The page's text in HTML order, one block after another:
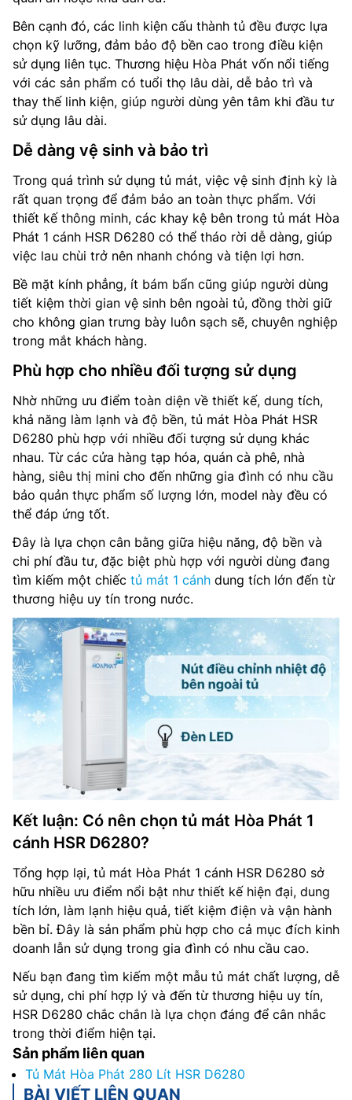
Bên cạnh đó, các linh kiện cấu thành tủ đều được lựa
chọn kỹ lưỡng, đảm bảo độ bền cao trong điều kiện
sử dụng liên tục. Thương hiệu Hòa Phát vốn nổi tiếng
với các sản phẩm có tuổi thọ lâu dài, dễ bảo trì và
thay thế linh kiện, giúp người dùng yên tâm khi đầu tư
sử dụng lâu dài.
Dễ dàng vệ sinh và bảo trì
Trong quá trình sử dụng tủ mát, việc vệ sinh định kỳ là
rất quan trọng để đảm bảo an toàn thực phẩm. Với
thiết kế thông minh, các khay kệ bên trong tủ mát Hòa
Phát 1 cánh HSR D6280 có thể tháo rời dễ dàng, giúp
việc lau chùi trở nên nhanh chóng và tiện lợi hơn.
Bề mặt kính phẳng, ít bám bẩn cũng giúp người dùng
tiết kiệm thời gian vệ sinh bên ngoài tủ, đồng thời giữ
cho không gian trưng bày luôn sạch sẽ, chuyên nghiệp
trong mắt khách hàng.
Phù hợp cho nhiều đối tượng sử dụng
Nhờ những ưu điểm toàn diện về thiết kế, dung tích,
khả năng làm lạnh và độ bền, tủ mát Hòa Phát HSR
D6280 phù hợp với nhiều đối tượng sử dụng khác
nhau. Từ các cửa hàng tạp hóa, quán cà phê, nhà
hàng, siêu thị mini cho đến những gia đình có nhu cầu
bảo quản thực phẩm số lượng lớn, model này đều có
thể đáp ứng tốt.
Đây là lựa chọn cân bằng giữa hiệu năng, độ bền và
chi phí đầu tư, đặc biệt phù hợp với người dùng đang
tìm kiếm một chiếc tủ mát 1 cánh dung tích lớn đến từ
thương hiệu uy tín trong nước.
Kết luận: Có nên chọn tủ mát Hòa Phát 1
cánh HSR D6280?
Tổng hợp lại, tủ mát Hòa Phát 1 cánh HSR D6280 sở
hữu nhiều ưu điểm nổi bật như thiết kế hiện đại, dung
tích lớn, làm lạnh hiệu quả, tiết kiệm điện và vận hành
bền bỉ. Đây là sản phẩm phù hợp cho cả mục đích kinh
doanh lẫn sử dụng trong gia đình có nhu cầu cao.
Nếu bạn đang tìm kiếm một mẫu tủ mát chất lượng, dễ
sử dụng, chi phí hợp lý và đến từ thương hiệu uy tín,
HSR D6280 chắc chắn là lựa chọn đáng để cân nhắc
trong thời điểm hiện tại.
Sản phẩm liên quan
Tủ Mát Hòa Phát 280 Lít HSR D6280
BÀI VIẾT LIÊN QUAN